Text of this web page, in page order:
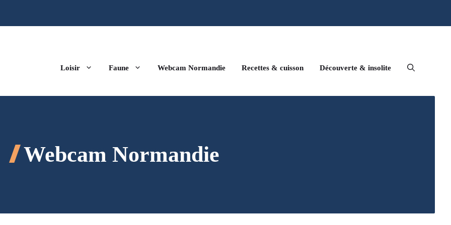
Loisir Faune Webcam Normandie Recettes & cuisson Découverte & insolite
Webcam Normandie